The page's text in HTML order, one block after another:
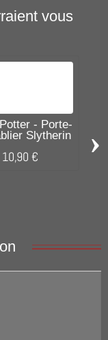
vous
- Porte-
Slytherin
10,90 € ›